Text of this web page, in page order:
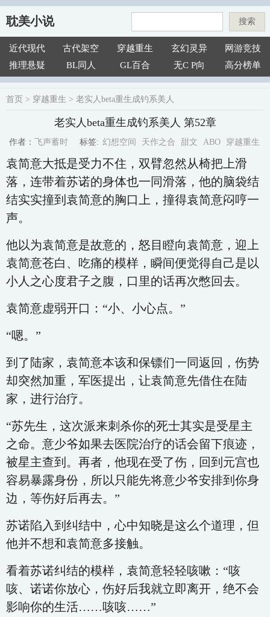
耽美小说 搜索
近代现代 古代架空 穿越重生 玄幻灵异
网游竞技
推理悬疑
BL同人 GL百合 无C P向 高分榜单
首页 > 穿越重生 > 老实人beta重生成钓系美人
老实人beta重生成钓系美人 第52章
作者： 飞声蓄时 标签: 幻想空间 天作之合 甜文 ABO 穿越重生
袁简意大抵是受力不住，双臂忽然从椅把上滑
落，连带着苏诺的身体也一同滑落，他的脑袋结
结实实撞到袁简意的胸口上，撞得袁简意闷哼一
声。
他以为袁简意是故意的，怒目瞪向袁简意，迎上
袁简意苍白、吃痛的模样，瞬间便觉得自己是以
小人之心度君子之腹，口里的话再次憋回去。
袁简意虚弱开口：“小、小心点。”
“嗯。”
到了陆家，袁简意本该和保镖们一同返回，伤势
却突然加重，军医提出，让袁简意先借住在陆
家，进行治疗。
“苏先生，这次派来刺杀你的死士其实是受星主
之命。意少爷如果去医院治疗的话会留下痕迹，
被星主查到。再者，他现在受了伤，回到元宫也
容易暴露身份，所以只能先将意少爷安排到你身
边，等伤好后再去。”
苏诺陷入到纠结中，心中知晓是这么个道理，但
他并不想和袁简意多接触。
看着苏诺纠结的模样，袁简意轻轻咳嗽：“咳
咳、诺诺你放心，伤好后我就立即离开，绝不会
影响你的生活……咳咳……”